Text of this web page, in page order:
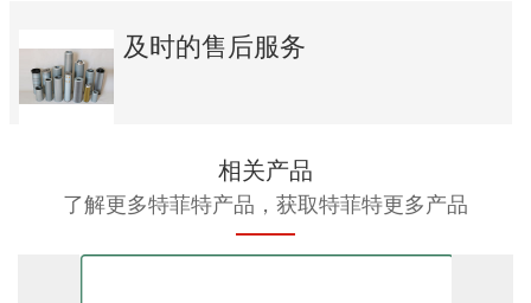
及时的售后服务
相关产品
了解更多特菲特产品，获取特菲特更多产品